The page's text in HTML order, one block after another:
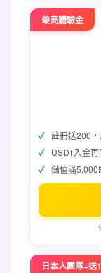
最高體驗金
註冊送200
USDT入金
儲值滿5,000
日本人團隊+送